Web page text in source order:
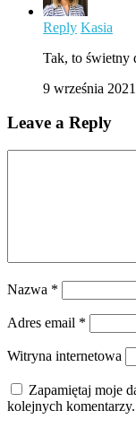
Reply Kasia
Tak, to świetny
9 września
Leave a Reply
Nazwa *
Adres email *
Witryna internetowa
Zapamiętaj moje
kolejnych komentarzy.